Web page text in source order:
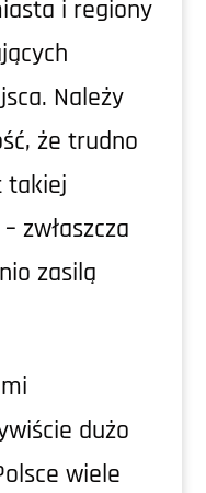
i regiony
Należy
że trudno
takiej
zwłaszcza
zasilą
dużo
wiele